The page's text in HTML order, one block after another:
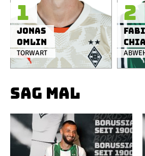
TORWART
Jonas
Omlin
1 2
SAG MAL